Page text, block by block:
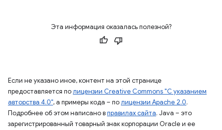
Эта информация оказалась полезной?
Если не указано иное, контент на этой странице
предоставляется полицензии Creative Commons "С указанием
авторства 4.0", а примеры кода – полицензии Apache 2.0.
Подробнее об этом написано вправилах сайта. Java – это
зарегистрированный товарный знак корпорации Oracle и ее